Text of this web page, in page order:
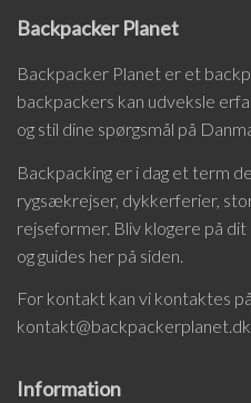
Backpacker Planet
Backpacker Planet er et
backpackers kan udveksle
og stil dine spørgsmål på
Backpacking er i dag et term
rygsækrejser, dykkerferier,
rejseformer. Bliv klogere på
og guides her på siden.
For kontakt kan vi kontaktes på
Information